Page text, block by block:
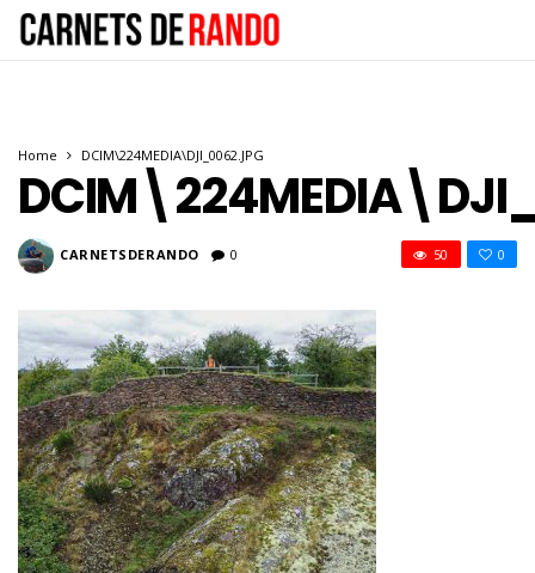
Home DCIM\224MEDIA\DJI_0062.JPG
CARNETSDERANDO 0 0
50